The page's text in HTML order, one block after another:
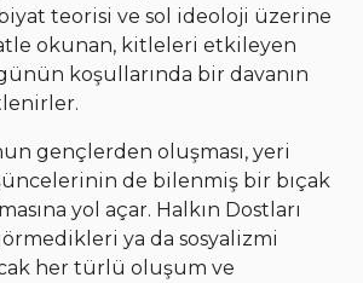
teorisi ve sol ideoloji üzerine
okunan, kitleleri etkileyen
koşullarında bir davanın
gençlerden oluşması, yeri
de bilenmiş bir bıçak
yol açar. Halkın Dostları
ya da sosyalizmi
her türlü oluşum ve